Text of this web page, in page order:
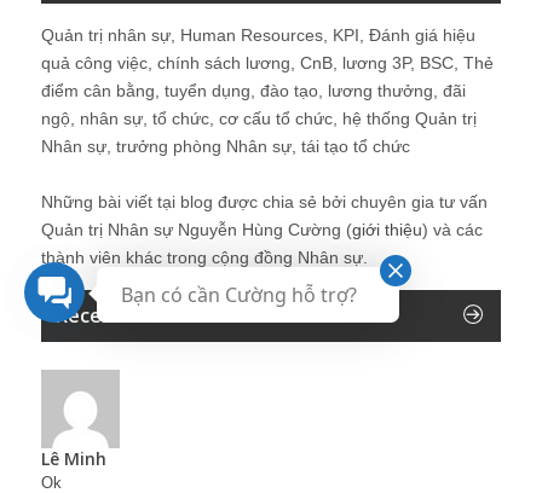
Quản trị nhân sự, Human Resources, KPI, Đánh giá hiệu
quả công việc, chính sách lương, CnB, lương 3P, BSC, Thẻ
điểm cân bằng, tuyển dụng, đào tạo, lương thưởng, đãi
ngộ, nhân sự, tổ chức, cơ cấu tổ chức, hệ thống Quản trị
Nhân sự, trưởng phòng Nhân sự, tái tạo tổ chức
Những bài viết tại blog được chia sẻ bởi chuyên gia tư vấn
Quản trị Nhân sự Nguyễn Hùng Cường (giới thiệu) và các
thành viên khác trong cộng đồng Nhân sự.
Recent Comments
Lê Minh
Ok
Bạn có cần Cường hỗ trợ?